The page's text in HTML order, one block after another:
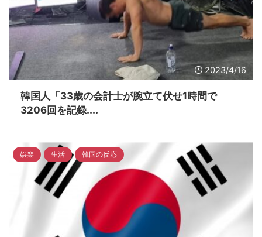
2023/4/16
韓国人「33歳の会計士が腕立て伏せ1時間で
3206回を記録....
娯楽 生活 韓国の反応